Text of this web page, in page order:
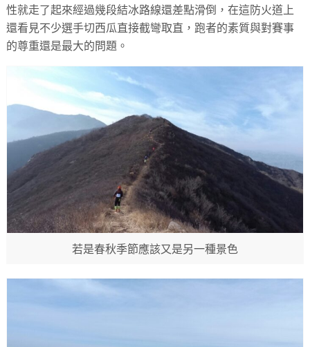
性就走了起來經過幾段結冰路線還差點滑倒，在這防火道上
還看見不少選手切西瓜直接截彎取直，跑者的素質與對賽事
的尊重還是最大的問題。
若是春秋季節應該又是另一種景色